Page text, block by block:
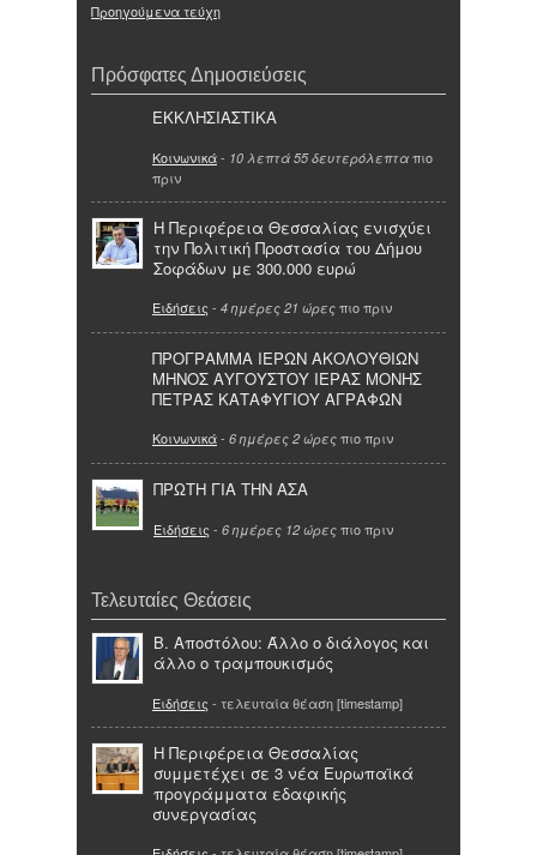
Προηγούμενα τεύχη
Πρόσφατες Δημοσιεύσεις
ΕΚΚΛΗΣΙΑΣΤΙΚΑ
Κοινωνικά- 10 λεπτά 55 δευτερόλεπτα πιο
πριν
Η Περιφέρεια Θεσσαλίας ενισχύει
την Πολιτική Προστασία του Δήμου
Σοφάδων με 300.000 ευρώ
Ειδήσεις - 4 ημέρες 21 ώρες πιο πριν
ΠΡΟΓΡΑΜΜΑ ΙΕΡΩΝ ΑΚΟΛΟΥΘΙΩΝ
ΜΗΝΟΣ ΑΥΓΟΥΣΤΟΥ ΙΕΡΑΣ ΜΟΝΗΣ
ΠΕΤΡΑΣ ΚΑΤΑΦΥΓΙΟΥ ΑΓΡΑΦΩΝ
Κοινωνικά- 6 ημέρες 2 ώρες πιο πριν
ΠΡΩΤΗ ΓΙΑ ΤΗΝ ΑΣΑ
Ειδήσεις - 6 ημέρες 12 ώρες πιο πριν
Τελευταίες Θεάσεις
Β. Αποστόλου: Άλλο ο διάλογος και
άλλο ο τραμπουκισμός
Ειδήσεις - τελευταία θέαση [timestamp]
Η Περιφέρεια Θεσσαλίας
συμμετέχει σε 3 νέα Ευρωπαϊκά
προγράμματα εδαφικής
συνεργασίας